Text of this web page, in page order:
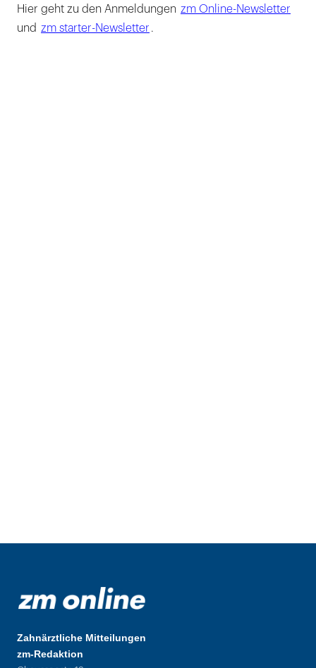
Hier geht zu den Anmeldungen zm Online-Newsletter
und zm starter-Newsletter .
Zahnärztliche Mitteilungen
zm-Redaktion